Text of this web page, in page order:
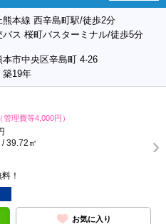
熊本線 西辛島町駅/徒歩2分
バス 桜町バスターミナル/徒歩5分
本市中央区辛島町 4-26
築19年
（管理費等4,000円）
39.72㎡
！
お気に入り